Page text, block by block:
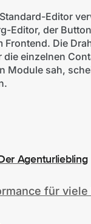
Editor
Editor, der
Frontend. Die
die einzelnen
Module sah,
Agenturliebling
für viele